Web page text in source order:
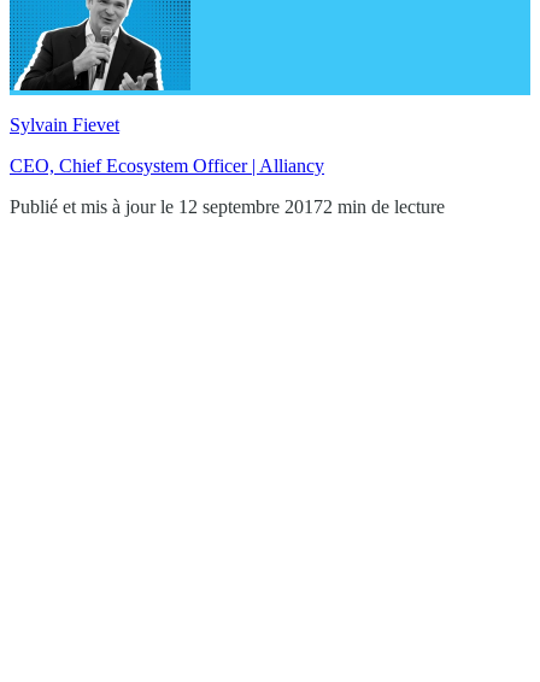
Sylvain Fievet
CEO, Chief Ecosystem Officer | Alliancy
Publié et mis à jour le 12 septembre 20172 min de lecture